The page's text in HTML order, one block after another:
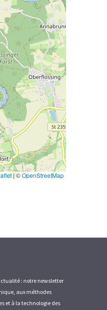
| ©OpenStreetMap
: notre newsletter
aux méthodes
et à la technologie des